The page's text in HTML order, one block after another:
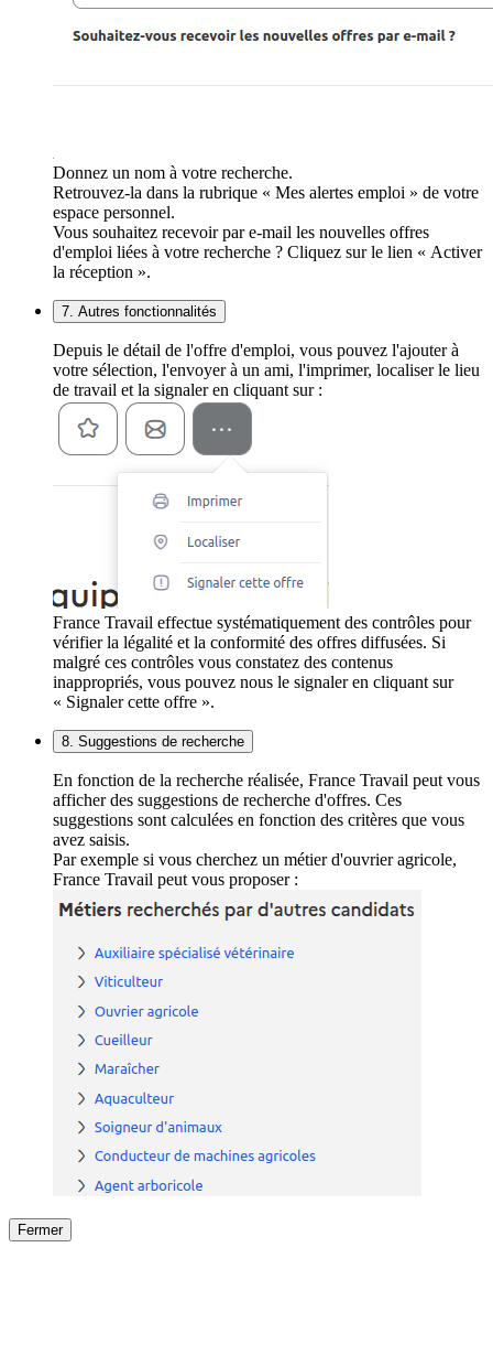
Donnez un nom à votre recherche.
Retrouvez-la dans la rubrique « Mes alertes emploi » de votre
espace personnel.
Vous souhaitez recevoir par e-mail les nouvelles offres
d'emploi liées à votre recherche ? Cliquez sur le lien « Activer
la réception ».
7. Autres fonctionnalités
Depuis le détail de l'offre d'emploi, vous pouvez l'ajouter à
votre sélection, l'envoyer à un ami, l'imprimer, localiser le lieu
de travail et la signaler en cliquant sur :
France Travail effectue systématiquement des contrôles pour
vérifier la légalité et la conformité des offres diffusées. Si
malgré ces contrôles vous constatez des contenus
inappropriés, vous pouvez nous le signaler en cliquant sur
« Signaler cette offre ».
8. Suggestions de recherche
En fonction de la recherche réalisée, France Travail peut vous
afficher des suggestions de recherche d'offres. Ces
suggestions sont calculées en fonction des critères que vous
avez saisis.
Par exemple si vous cherchez un métier d'ouvrier agricole,
France Travail peut vous proposer :
Fermer